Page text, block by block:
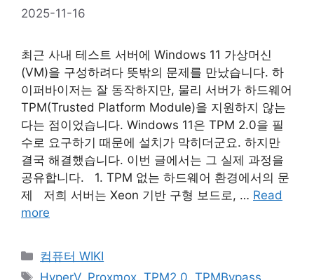
2025-11-16
최근 사내 테스트 서버에 Windows 11 가상머신
(VM)을 구성하려다 뜻밖의 문제를 만났습니다. 하
이퍼바이저는 잘 동작하지만, 물리 서버가 하드웨어
TPM(Trusted Platform Module)을 지원하지 않는
다는 점이었습니다. Windows 11은 TPM 2.0을 필
수로 요구하기 때문에 설치가 막히더군요. 하지만
결국 해결했습니다. 이번 글에서는 그 실제 과정을
공유합니다. 1. TPM 없는 하드웨어 환경에서의 문
제 저희 서버는 Xeon 기반 구형 보드로, … Read
more
Categories
컴퓨터 WIKI
Tags
HyperV, Proxmox,TPM2.0,TPMBypass,